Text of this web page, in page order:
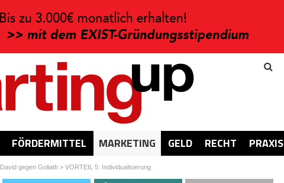
FÖRDERMITTEL MARKETING GELD RECHT PRAXIS
David gegen Goliath> VORTEIL 5: Individualisierung